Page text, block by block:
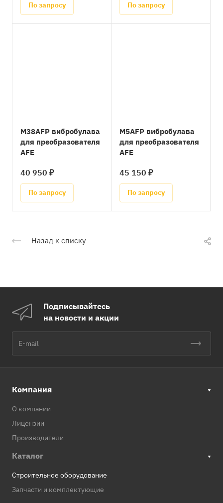
По запросу По запросу
M38AFP вибробулава
для преобразователя
AFE
40 950 ₽
По запросу
M5AFP вибробулава
для преобразователя
AFE
45 150 ₽
По запросу
Назад к списку
Подписывайтесь
на новости и акции
Компания
О компании
Лицензии
Производители
Каталог
Строительное оборудование
Запчасти и комплектующие